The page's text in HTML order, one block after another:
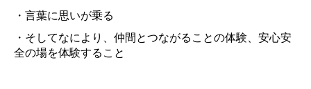
・言葉に思いが乗る
・そしてなにより、仲間とつながることの体験、安心安
全の場を体験すること